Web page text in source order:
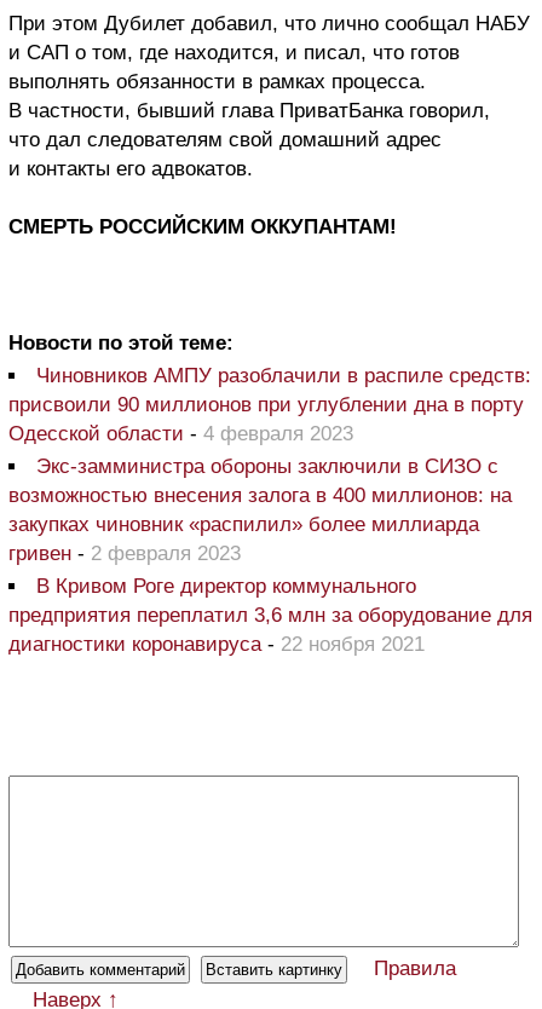
При этом Дубилет добавил, что лично сообщал НАБУ
и САП о том, где находится, и писал, что готов
выполнять обязанности в рамках процесса.
В частности, бывший глава ПриватБанка говорил,
что дал следователям свой домашний адрес
и контакты его адвокатов.
СМЕРТЬ РОССИЙСКИМ ОККУПАНТАМ!
Новости по этой теме:
Чиновников АМПУ разоблачили в распиле средств:
присвоили 90 миллионов при углублении дна в порту
Одесской области - 4 февраля 2023
Экс-замминистра обороны заключили в СИЗО с
возможностью внесения залога в 400 миллионов: на
закупках чиновник «распилил» более миллиарда
гривен - 2 февраля 2023
В Кривом Роге директор коммунального
предприятия переплатил 3,6 млн за оборудование для
диагностики коронавируса- 22 ноября 2021
Правила
Наверх ↑